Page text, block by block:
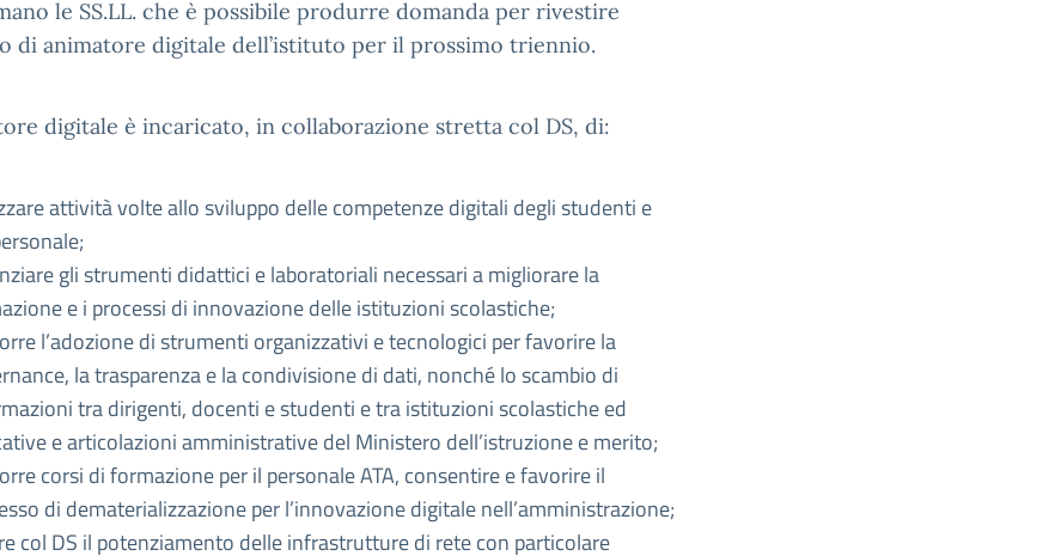
le SS.LL. che è possibile produrre domanda per rivestire
di animatore digitale dell’istituto per il prossimo triennio.
digitale è incaricato, in collaborazione stretta col DS, di:
attività volte allo sviluppo delle competenze digitali degli studenti e
gli strumenti didattici e laboratoriali necessari a migliorare la
e i processi di innovazione delle istituzioni scolastiche;
l’adozione di strumenti organizzativi e tecnologici per favorire la
la trasparenza e la condivisione di dati, nonché lo scambio di
tra dirigenti, docenti e studenti e tra istituzioni scolastiche ed
e articolazioni amministrative del Ministero dell’istruzione e merito;
corsi di formazione per il personale ATA, consentire e favorire il
di dematerializzazione per l’innovazione digitale nell’amministrazione;
col DS il potenziamento delle infrastrutture di rete con particolare